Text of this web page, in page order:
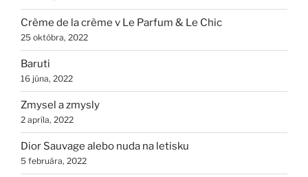
Crème de la crème v Le Parfum & Le Chic
25 októbra, 2022
Baruti
16 júna, 2022
Zmysel a zmysly
2 apríla, 2022
Dior Sauvage alebo nuda na letisku
5 februára, 2022